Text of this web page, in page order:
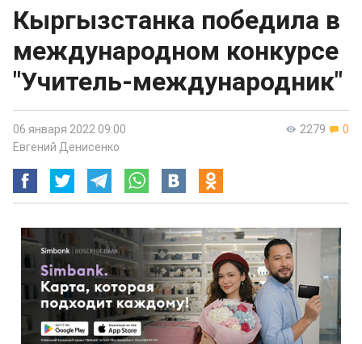
Кыргызстанка победила в
международном конкурсе
"Учитель-международник"
2279 0
06 января 2022 09:00
Евгений Денисенко